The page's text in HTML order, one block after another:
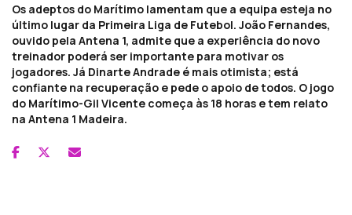
Os adeptos do Marítimo lamentam que a equipa esteja no
último lugar da Primeira Liga de Futebol. João Fernandes,
ouvido pela Antena 1, admite que a experiência do novo
treinador poderá ser importante para motivar os
jogadores. Já Dinarte Andrade é mais otimista; está
confiante na recuperação e pede o apoio de todos. O jogo
do Marítimo-Gil Vicente começa às 18 horas e tem relato
na Antena 1 Madeira.